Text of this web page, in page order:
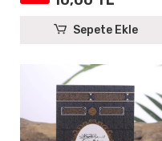
Sepete Ekle